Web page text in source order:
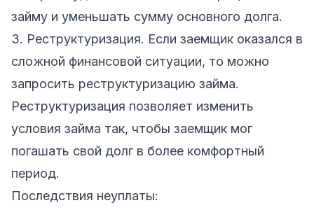
займу и уменьшать сумму основного долга.
3. Реструктуризация. Если заемщик оказался в
сложной финансовой ситуации, то можно
запросить реструктуризацию займа.
Реструктуризация позволяет изменить
условия займа так, чтобы заемщик мог
погашать свой долг в более комфортный
период.
Последствия неуплаты: